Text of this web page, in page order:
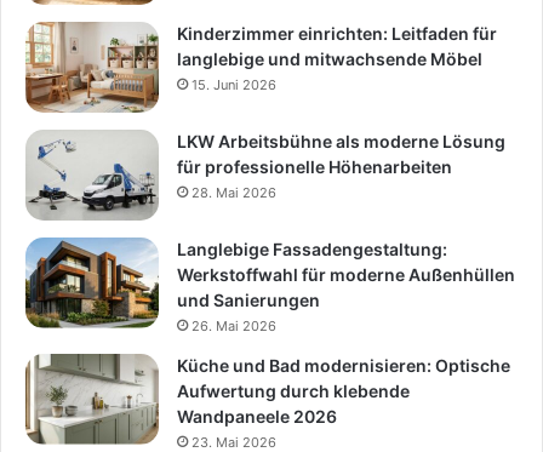
Kinderzimmer einrichten: Leitfaden für
langlebige und mitwachsende Möbel
15. Juni 2026
LKW Arbeitsbühne als moderne Lösung
für professionelle Höhenarbeiten
28. Mai 2026
Langlebige Fassadengestaltung:
Werkstoffwahl für moderne Außenhüllen
und Sanierungen
26. Mai 2026
Küche und Bad modernisieren: Optische
Aufwertung durch klebende
Wandpaneele 2026
23. Mai 2026